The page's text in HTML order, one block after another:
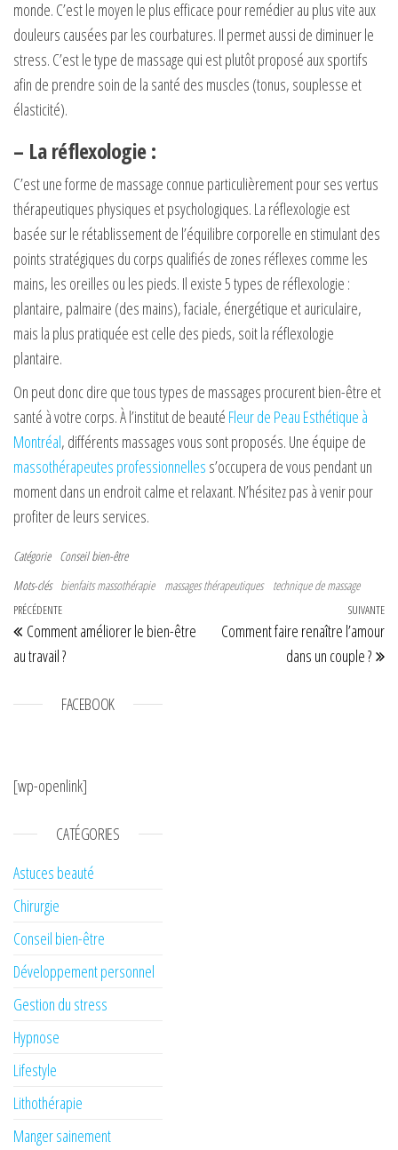
monde. C’est le moyen le plus efficace pour remédier au plus vite aux
douleurs causées par les courbatures. Il permet aussi de diminuer le
stress. C’est le type de massage qui est plutôt proposé aux sportifs
afin de prendre soin de la santé des muscles (tonus, souplesse et
élasticité).
– La réflexologie :
C’est une forme de massage connue particulièrement pour ses vertus
thérapeutiques physiques et psychologiques. La réflexologie est
basée sur le rétablissement de l’équilibre corporelle en stimulant des
points stratégiques du corps qualifiés de zones réflexes comme les
mains, les oreilles ou les pieds. Il existe 5 types de réflexologie :
plantaire, palmaire (des mains), faciale, énergétique et auriculaire,
mais la plus pratiquée est celle des pieds, soit la réflexologie
plantaire.
On peut donc dire que tous types de massages procurent bien-être et
santé à votre corps. À l’institut de beauté Fleur de Peau Esthétique à
Montréal, différents massages vous sont proposés. Une équipe de
massothérapeutes professionnelles s’occupera de vous pendant un
moment dans un endroit calme et relaxant. N’hésitez pas à venir pour
profiter de leurs services.
Catégorie Conseil bien-être
Mots-clés bienfaits massothérapie massages thérapeutiques technique de massage
Navigation de l’article
Article précédent
PRÉCÉDENTE
Comment améliorer le bien-être
au travail ?
SUIVANTE
Comment faire renaître l’amour
dans un couple ?
FACEBOOK
[wp-openlink]
CATÉGORIES
Astuces beauté
Chirurgie
Conseil bien-être
Développement personnel
Gestion du stress
Hypnose
Lifestyle
Lithothérapie
Manger sainement